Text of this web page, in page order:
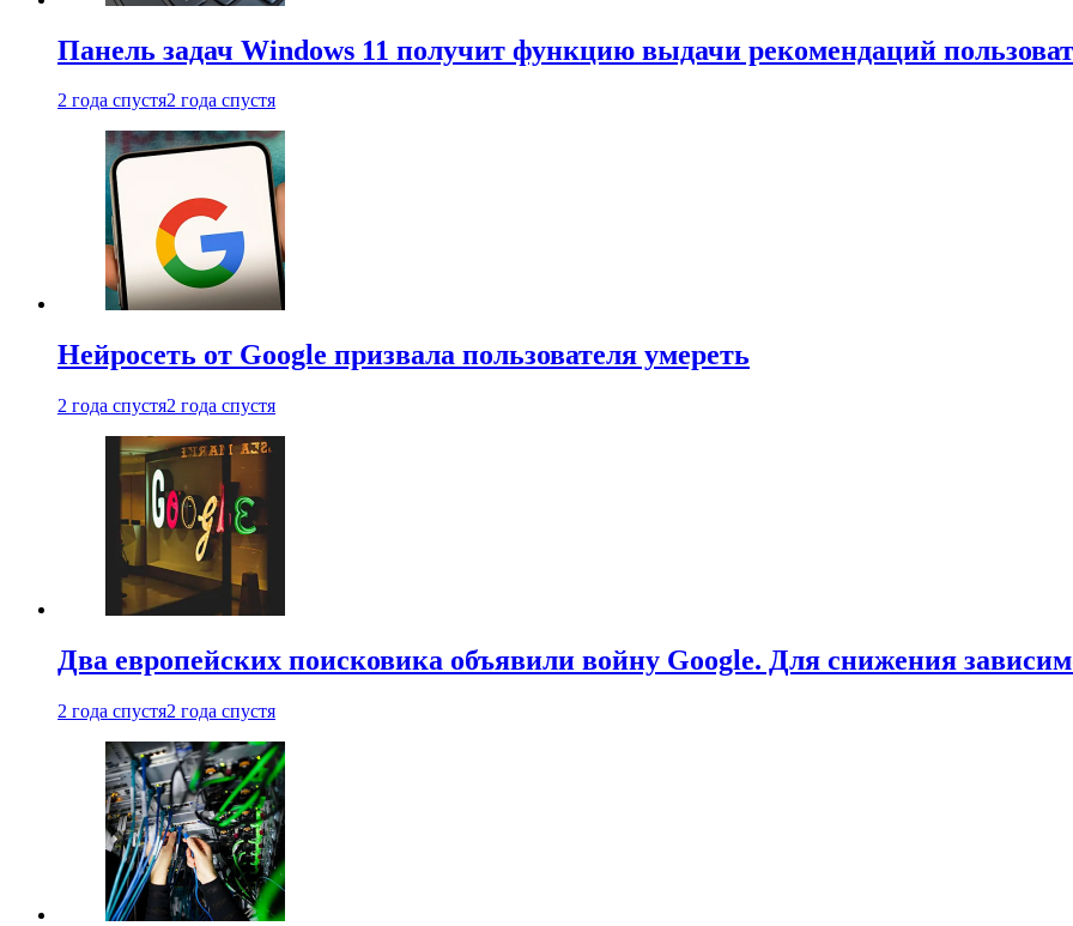
Панель задач Windows 11 получит функцию выдачи рекомендаций
2 года спустя2 года спустя
Нейросеть от Google призвала пользователя умереть
2 года спустя2 года спустя
Два европейских поисковика объявили войну Google. Для снижения
2 года спустя2 года спустя